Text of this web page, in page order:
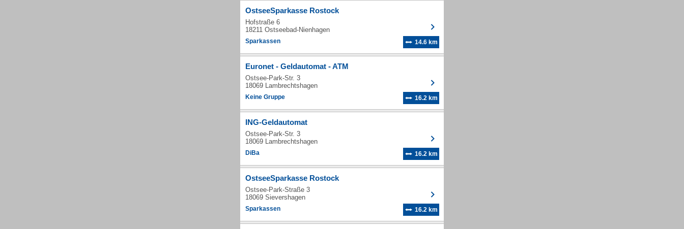
OstseeSparkasse Rostock
Hofstraße 6
18211 Ostseebad-Nienhagen
Sparkassen 14.6 km
Euronet - Geldautomat - ATM
Ostsee-Park-Str. 3
18069 Lambrechtshagen
Keine Gruppe 16.2 km
ING-Geldautomat
Ostsee-Park-Str. 3
18069 Lambrechtshagen
DiBa 16.2 km
OstseeSparkasse Rostock
Ostsee-Park-Straße 3
18069 Sievershagen
Sparkassen 16.2 km